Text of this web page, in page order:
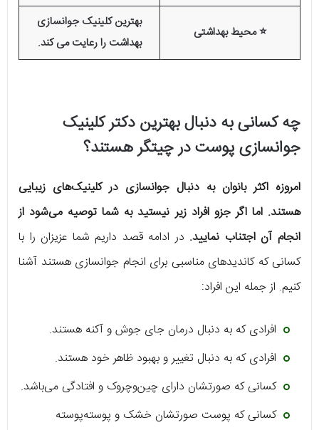
⭐ محیط بهداشتی
بهترین کلینیک جوانسازی
بهداشت را رعایت می کند.
چه کسانی به دنبال بهترین دکتر کلینیک
جوانسازی پوست در چیتگر هستند؟
امروزه اکثر بانوان به دنبال جوانسازی در کلینیک‌های زیبایی
هستند. اما اگر جزو افراد زیر نیستید به شما توصیه می‌شود از
انجام آن اجتناب نمایید. در ادامه قصد داریم شما عزیزان را با
کسانی که کاندیدهای مناسبی برای انجام جوانسازی هستند آشنا
کنیم. از جمله این افراد:
افرادی که به دنبال درمان جای جوش و آکنه هستند.
افرادی که به دنبال تغییر و بهبود ظاهر خود هستند.
کسانی که صورتشان دارای چین‌وچروک و افتادگی می‌باشد.
کسانی که پوست صورتشان خشک و پوسته‌پوسته